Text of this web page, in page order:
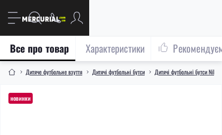
Дитяче футбольне взуття Дитячі футбольні бутси Дитячі футбольні бутси Nike
Все про товар Характеристики
новинки